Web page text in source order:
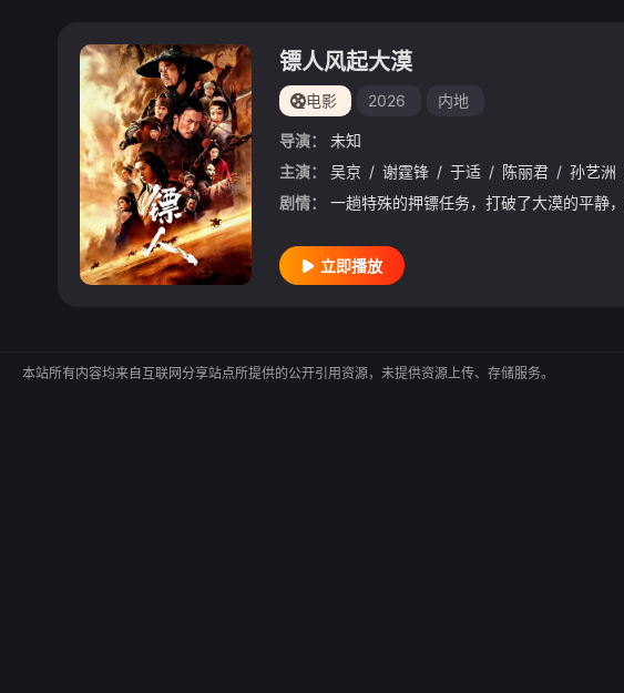
镖人风起大漠
电影 2026 内地
导演：
未知
主演：
吴京 / 谢霆锋 / 于适 / 陈丽君 / 孙艺洲
剧情：
立即播放
本站所有内容均来自互联网分享站点所提供的公开引用资源，未提供资源上传、存储服务。